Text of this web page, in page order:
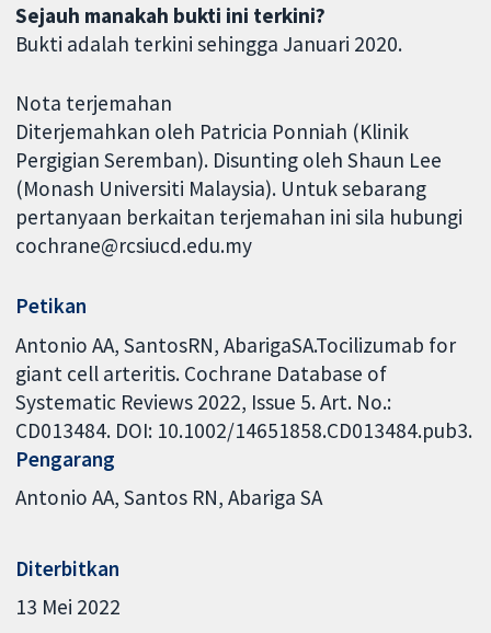
Sejauh manakah bukti ini terkini?
Bukti adalah terkini sehingga Januari 2020.
Nota terjemahan
Diterjemahkan oleh Patricia Ponniah (Klinik
Pergigian Seremban). Disunting oleh Shaun Lee
(Monash Universiti Malaysia). Untuk sebarang
pertanyaan berkaitan terjemahan ini sila hubungi
cochrane@rcsiucd.edu.my
Petikan
Antonio AA, SantosRN, AbarigaSA.Tocilizumab for
giant cell arteritis. Cochrane Database of
Systematic Reviews 2022, Issue 5. Art. No.:
CD013484. DOI: 10.1002/14651858.CD013484.pub3.
Pengarang
Antonio AA Santos RN Abariga SA
Diterbitkan
13 Mei 2022